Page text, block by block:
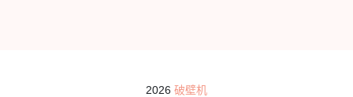
2026 破壁机